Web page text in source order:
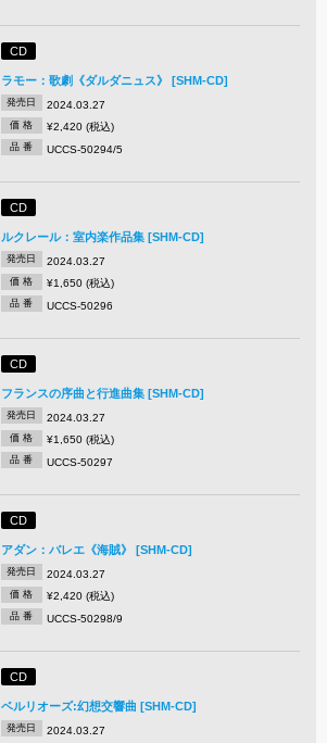
CD
ラモー：歌劇《ダルダニュス》 [SHM-CD]
発売日 2024.03.27
価 格 ¥2,420 (税込)
品 番 UCCS-50294/5
CD
ルクレール：室内楽作品集 [SHM-CD]
発売日 2024.03.27
価 格 ¥1,650 (税込)
品 番 UCCS-50296
CD
フランスの序曲と行進曲集 [SHM-CD]
発売日 2024.03.27
価 格 ¥1,650 (税込)
品 番 UCCS-50297
CD
アダン：バレエ《海賊》 [SHM-CD]
発売日 2024.03.27
価 格 ¥2,420 (税込)
品 番 UCCS-50298/9
CD
ベルリオーズ:幻想交響曲 [SHM-CD]
発売日 2024.03.27